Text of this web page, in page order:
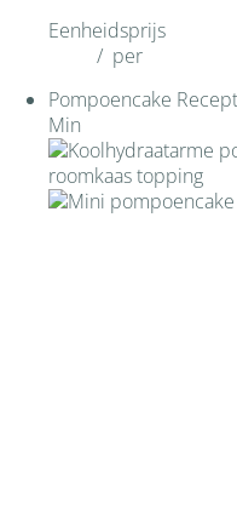
Eenheidsprijs
/ per
Pompoencake
Min